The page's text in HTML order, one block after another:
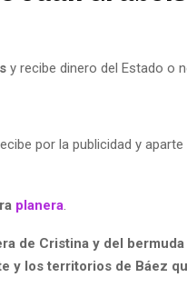
y recibe dinero del Estado o
por la publicidad y
planera.
de Cristina y del
y los territorios de Báez